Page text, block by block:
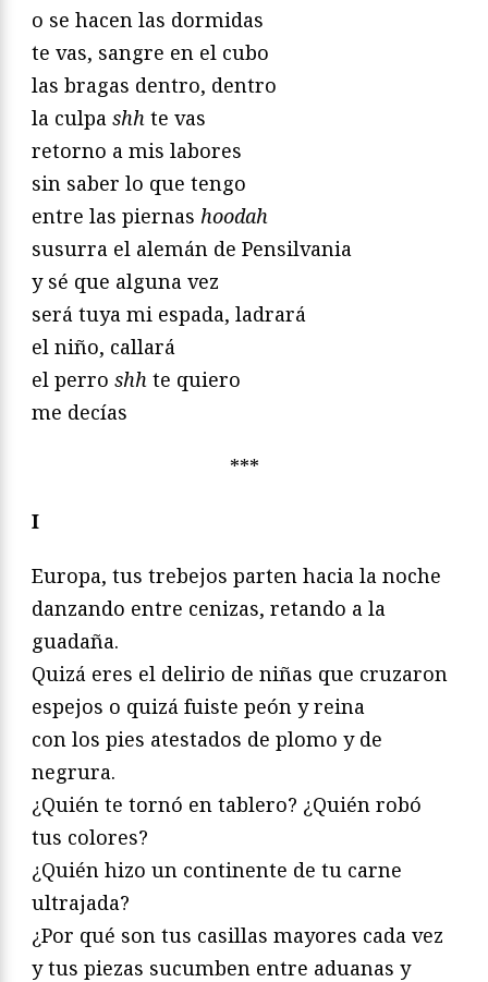
o se hacen las dormidas
te vas, sangre en el cubo
las bragas dentro, dentro
la culpa shh te vas
retorno a mis labores
sin saber lo que tengo
entre las piernas hoodah
susurra el alemán de Pensilvania
y sé que alguna vez
será tuya mi espada, ladrará
el niño, callará
el perro shh te quiero
me decías
***
I
Europa, tus trebejos parten hacia la noche
danzando entre cenizas, retando a la
guadaña.
Quizá eres el delirio de niñas que cruzaron
espejos o quizá fuiste peón y reina
con los pies atestados de plomo y de
negrura.
¿Quién te tornó en tablero? ¿Quién robó
tus colores?
¿Quién hizo un continente de tu carne
ultrajada?
¿Por qué son tus casillas mayores cada vez
y tus piezas sucumben entre aduanas y